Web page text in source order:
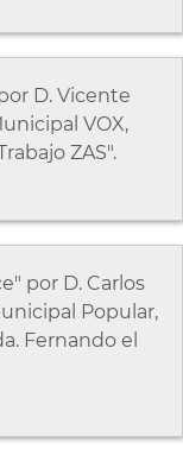
D. Vicente
VOX,
ZAS".
por D. Carlos
Popular,
Fernando el